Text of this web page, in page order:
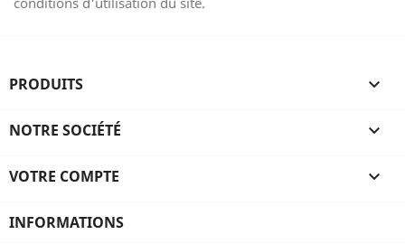
PRODUITS 
NOTRE SOCIÉTÉ 
VOTRE COMPTE 
INFORMATIONS